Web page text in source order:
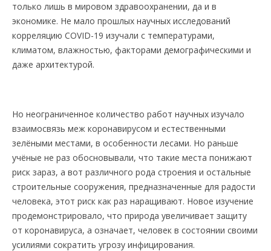
только лишь в мировом здравоохранении, да и в
экономике. Не мало прошлых научных исследований
корреляцию COVID-19 изучали с температурами,
климатом, влажностью, факторами демографическими и
даже архитектурой.
Но неограниченное количество работ научных изучало
взаимосвязь меж коронавирусом и естественными
зелёными местами, в особенности лесами. Но раньше
учёные не раз обосновывали, что такие места понижают
риск зараз, а вот различного рода строения и остальные
строительные сооружения, предназначенные для радости
человека, этот риск как раз наращивают. Новое изучение
продемонстрировало, что природа увеличивает защиту
от коронавируса, а означает, человек в состоянии своими
усилиями сократить угрозу инфицирования.